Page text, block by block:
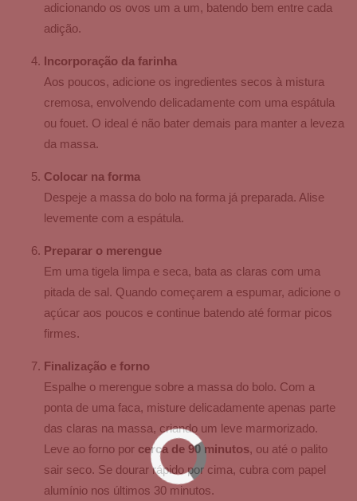
adicionando os ovos um a um, batendo bem entre cada
adição.
Incorporação da farinha
Aos poucos, adicione os ingredientes secos à mistura
cremosa, envolvendo delicadamente com uma espátula
ou fouet. O ideal é não bater demais para manter a leveza
da massa.
Colocar na forma
Despeje a massa do bolo na forma já preparada. Alise
levemente com a espátula.
Preparar o merengue
Em uma tigela limpa e seca, bata as claras com uma
pitada de sal. Quando começarem a espumar, adicione o
açúcar aos poucos e continue batendo até formar picos
firmes.
Finalização e forno
Espalhe o merengue sobre a massa do bolo. Com a
ponta de uma faca, misture delicadamente apenas parte
das claras na massa, criando um leve marmorizado.
Leve ao forno por cerca de 90 minutos, ou até o palito
sair seco. Se dourar rápido por cima, cubra com papel
alumínio nos últimos 30 minutos.